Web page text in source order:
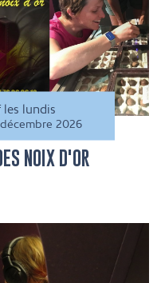
les lundis
2026
NOIX D'OR